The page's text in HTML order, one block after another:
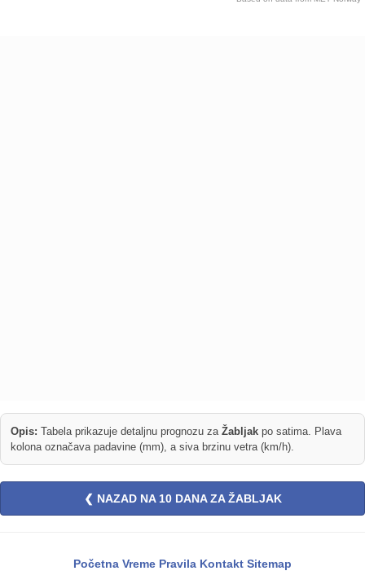
Opis: Tabela prikazuje detaljnu prognozu za Žabljak po satima. Plava
kolona označava padavine (mm), a siva brzinu vetra (km/h).
❮ NAZAD NA 10 DANA ZA ŽABLJAK
Početna Vreme Pravila Kontakt Sitemap